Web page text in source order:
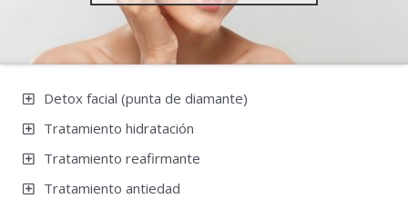
Detox facial (punta de diamante)
Tratamiento hidratación
Tratamiento reafirmante
Tratamiento antiedad